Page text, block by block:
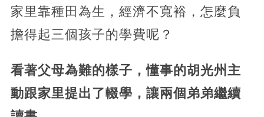
家里靠種田為生，經濟不寬裕，怎麼負
擔得起三個孩子的學費呢？
看著父母為難的樣子，懂事的胡光州主
動跟家里提出了輟學，讓兩個弟弟繼續